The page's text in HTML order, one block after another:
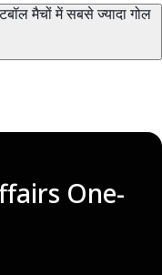
मैचों में सबसे ज्यादा गोल
One-